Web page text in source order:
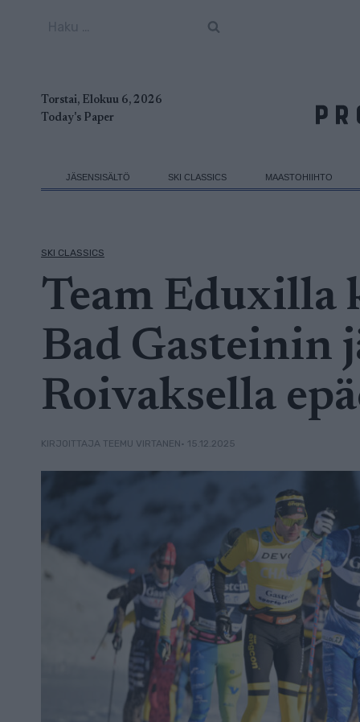
Torstai, Elokuu 6, 2026
Today's Paper
JÄSENSISÄLTÖ SKI CLASSICS MAASTOHIIHTO
SKI CLASSICS
Team Eduxilla
Bad Gasteinin
Roivaksella
KIRJOITTAJA TEEMU VIRTANEN• 15.12.2025